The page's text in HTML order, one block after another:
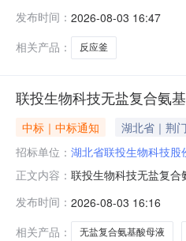
应商交货期项目负责
可以依法向
发布时间： 2026-08-03 16:47
相关产品：
反应釜
联投生物科技无盐复合氨
中标｜中标通知 湖北省｜荆
招标单位： 湖北省联投生物科技股
正文内容： 联投生物科技无盐复
2026年8月1日。采购
30天/需要说明的其他事
发布时间： 2026-08-03 16:16
相关产品：
无盐复合氨基酸母液